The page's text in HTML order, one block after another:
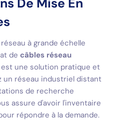
à grande échelle
de câbles réseau
est une solution pratique et
un réseau industriel distant
de recherche
assure d'avoir l'inventaire
répondre à la demande.